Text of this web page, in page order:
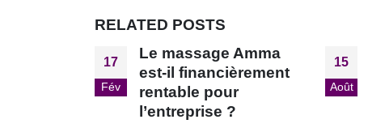
RELATED POSTS
15
Août
L’entretien de
recrutement est-il un
exercice de
séduction ?
25
Jan